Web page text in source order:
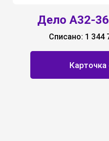
Карточка
Списано: 1 344
Дело А32-